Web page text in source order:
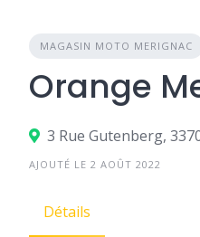
MAGASIN MOTO MERIGNAC
Orange
3 Rue Gutenberg,
AJOUTÉ LE 2 AOÛT 2022
Détails